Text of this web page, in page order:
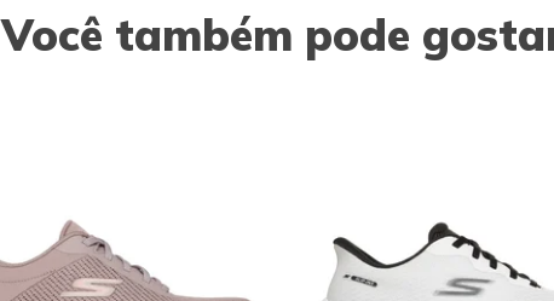
Você também pode